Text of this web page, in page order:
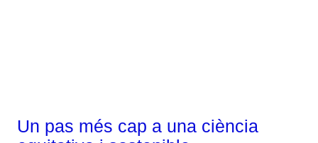
Un pas més cap a una ciència